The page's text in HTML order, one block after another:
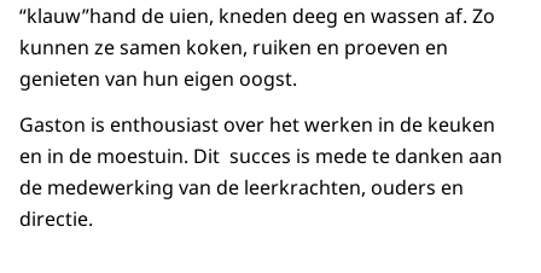
“klauw”hand de uien, kneden deeg en wassen af. Zo
kunnen ze samen koken, ruiken en proeven en
genieten van hun eigen oogst.
Gaston is enthousiast over het werken in de keuken
en in de moestuin. Dit succes is mede te danken aan
de medewerking van de leerkrachten, ouders en
directie.